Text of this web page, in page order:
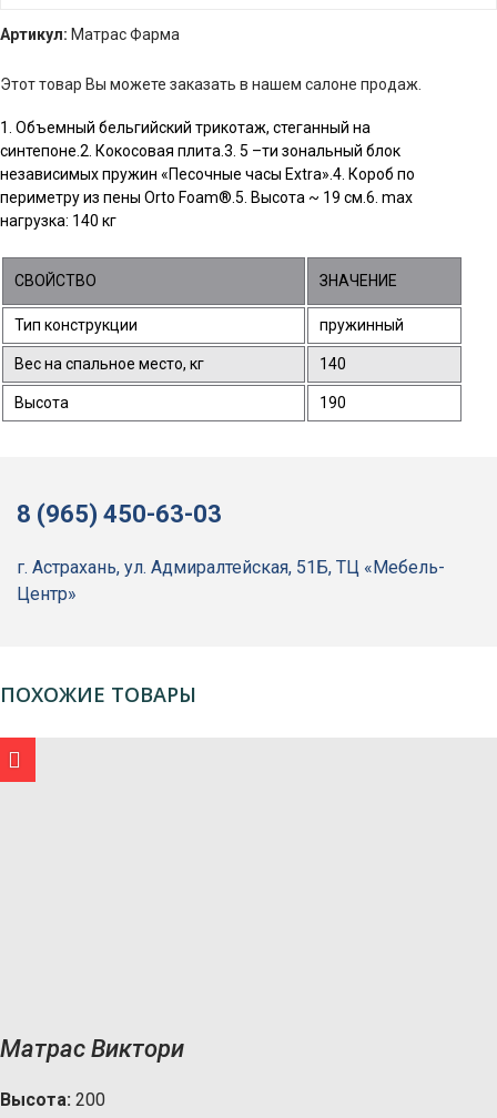
Артикул: Матрас Фарма
Этот товар Вы можете заказать в нашем салоне продаж.
1. Объемный бельгийский трикотаж, стеганный на
синтепоне.2. Кокосовая плита.3. 5 –ти зональный блок
независимых пружин «Песочные часы Extra».4. Короб по
периметру из пены Orto Foam®.5. Высота ~ 19 см.6. max
нагрузка: 140 кг
СВОЙСТВО ЗНАЧЕНИЕ
Тип конструкции пружинный
Вес на спальное место, кг 140
Высота 190
8 (965) 450-63-03
г. Астрахань, ул. Адмиралтейская, 51Б, ТЦ «Мебель-
Центр»
ПОХОЖИЕ ТОВАРЫ
Матрас Виктори
Высота: 200